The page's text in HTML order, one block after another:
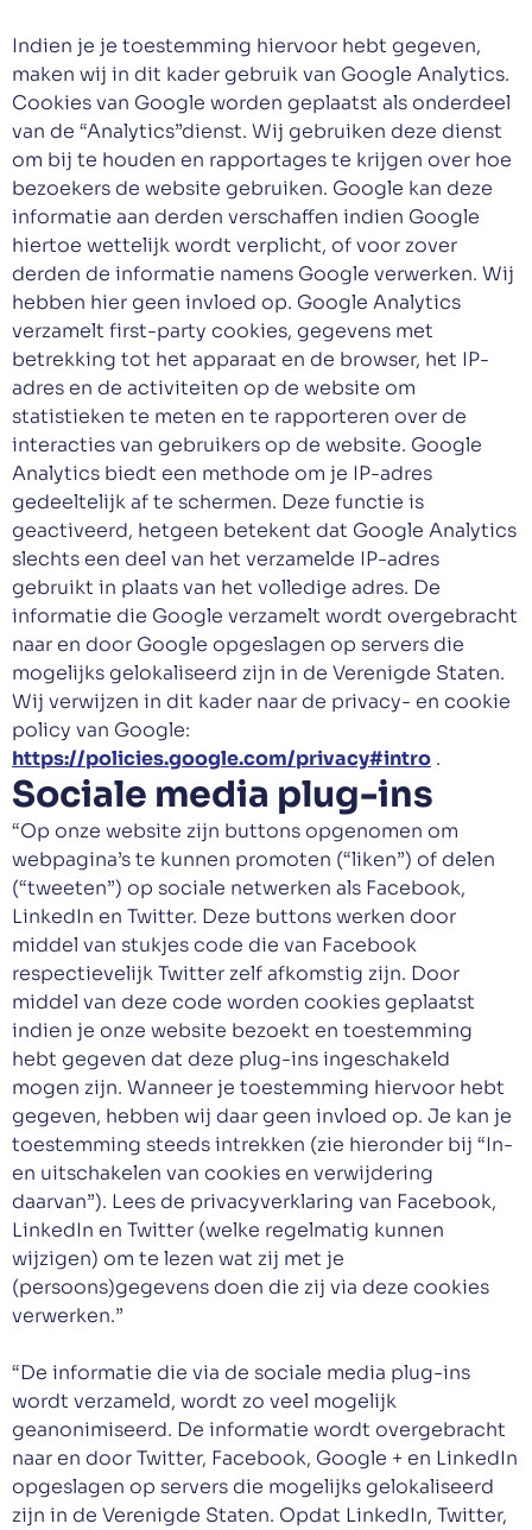
Indien je je toestemming hiervoor hebt gegeven,
maken wij in dit kader gebruik van Google Analytics.
Cookies van Google worden geplaatst als onderdeel
van de “Analytics”dienst. Wij gebruiken deze dienst
om bij te houden en rapportages te krijgen over hoe
bezoekers de website gebruiken. Google kan deze
informatie aan derden verschaffen indien Google
hiertoe wettelijk wordt verplicht, of voor zover
derden de informatie namens Google verwerken. Wij
hebben hier geen invloed op. Google Analytics
verzamelt first-party cookies, gegevens met
betrekking tot het apparaat en de browser, het IP-
adres en de activiteiten op de website om
statistieken te meten en te rapporteren over de
interacties van gebruikers op de website. Google
Analytics biedt een methode om je IP-adres
gedeeltelijk af te schermen. Deze functie is
geactiveerd, hetgeen betekent dat Google Analytics
slechts een deel van het verzamelde IP-adres
gebruikt in plaats van het volledige adres. De
informatie die Google verzamelt wordt overgebracht
naar en door Google opgeslagen op servers die
mogelijks gelokaliseerd zijn in de Verenigde Staten.
Wij verwijzen in dit kader naar de privacy- en cookie
policy van Google:
https://policies.google.com/privacy#intro .
Sociale media plug-ins
“Op onze website zijn buttons opgenomen om
webpagina’s te kunnen promoten (“liken”) of delen
(“tweeten”) op sociale netwerken als Facebook,
LinkedIn en Twitter. Deze buttons werken door
middel van stukjes code die van Facebook
respectievelijk Twitter zelf afkomstig zijn. Door
middel van deze code worden cookies geplaatst
indien je onze website bezoekt en toestemming
hebt gegeven dat deze plug-ins ingeschakeld
mogen zijn. Wanneer je toestemming hiervoor hebt
gegeven, hebben wij daar geen invloed op. Je kan je
toestemming steeds intrekken (zie hieronder bij “In-
en uitschakelen van cookies en verwijdering
daarvan”). Lees de privacyverklaring van Facebook,
LinkedIn en Twitter (welke regelmatig kunnen
wijzigen) om te lezen wat zij met je
(persoons)gegevens doen die zij via deze cookies
verwerken.”
“De informatie die via de sociale media plug-ins
wordt verzameld, wordt zo veel mogelijk
geanonimiseerd. De informatie wordt overgebracht
naar en door Twitter, Facebook, Google + en LinkedIn
opgeslagen op servers die mogelijks gelokaliseerd
zijn in de Verenigde Staten. Opdat LinkedIn, Twitter,